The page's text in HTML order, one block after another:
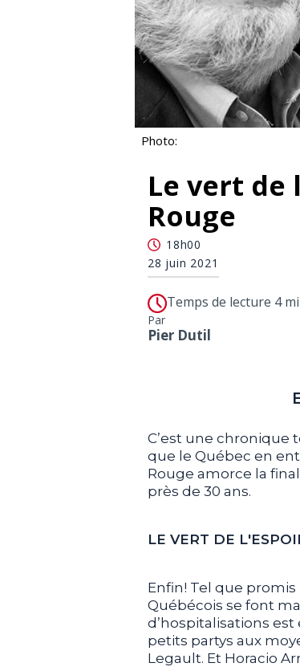
Photo:
Le vert de
Rouge
18h00
28 juin 2021
Temps de lecture 4
Par
Pier Dutil
C’est une chronique
que le Québec en
Rouge amorce la
près de 30 ans.
LE VERT DE
Enfin! Tel que
Québécois se font
d’hospitalisations
petits partys aux
Legault. Et Horacio